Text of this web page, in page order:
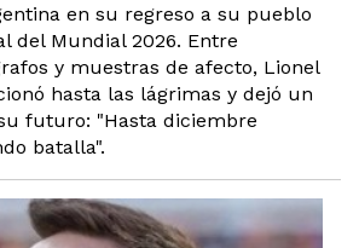
en su regreso a su pueblo
del Mundial 2026. Entre
y muestras de afecto, Lionel
hasta las lágrimas y dejó un
futuro: "Hasta diciembre
batalla".